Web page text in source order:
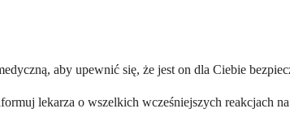
aby upewnić się, że jest on dla Ciebie
lekarza o wszelkich wcześniejszych reakcjach